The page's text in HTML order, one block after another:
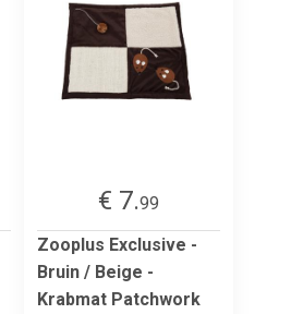
€ 7.99
Zooplus Exclusive -
Bruin / Beige -
Krabmat Patchwork